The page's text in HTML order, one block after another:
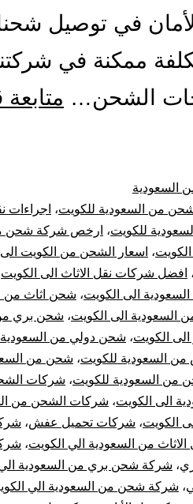
في توصيل
ممكنة في
الشحن… متابعة
السعودية
من السعودية للكويت، اجراءات
للكويت، ارخص شركة شحن
، اسعار الشحن من الكويت الى
، افضل شركات نقل الاثاث الى الكويت
الى الكويت، شحن اثاث من
السعودية الى الكويت، شحن بري
الكويت، شحن دولي من السعودية
السعودية للكويت، شحن من
من السعودية للكويت، شركات
الى الكويت، شركات الشحن من
الكويت، شركات تحميل عفش،
من السعودية الي الكويت،
، شركة شحن بري من السعودية
، شركة شحن من السعودية الي